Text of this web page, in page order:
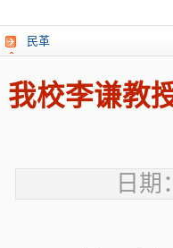
民革
我校李谦教
日期